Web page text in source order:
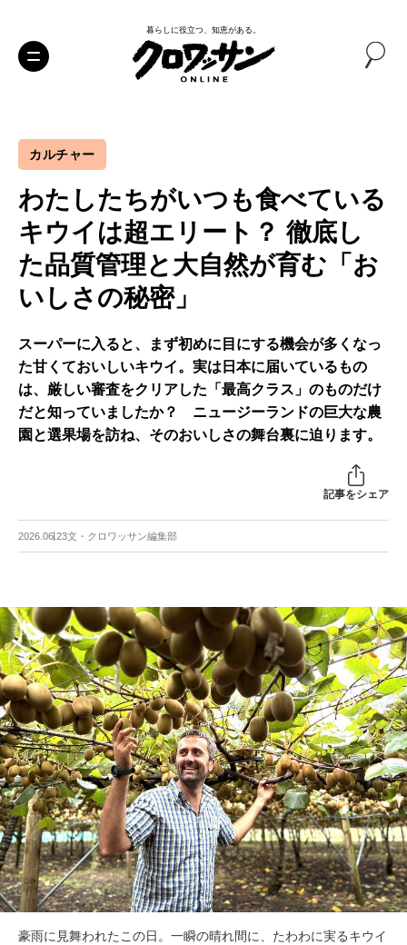
暮らしに役立つ、知恵がある。
カルチャー
わたしたちがいつも食べている
キウイは超エリート？ 徹底し
た品質管理と大自然が育む「お
いしさの秘密」
スーパーに入ると、まず初めに目にする機会が多くなっ
た甘くておいしいキウイ。実は日本に届いているもの
は、厳しい審査をクリアした「最高クラス」のものだけ
だと知っていましたか？ ニュージーランドの巨大な農
園と選果場を訪ね、そのおいしさの舞台裏に迫ります。
記事をシェア
2026.06.23文・クロワッサン編集部
豪雨に見舞われたこの日。一瞬の晴れ間に、たわわに実るキウイ